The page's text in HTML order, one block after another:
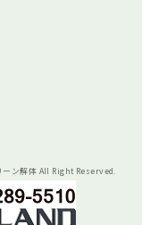
ン解体 All Right Reserved.